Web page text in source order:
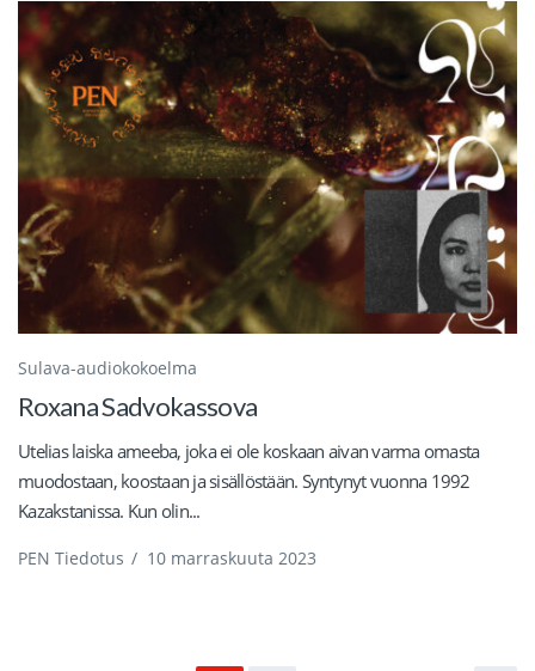
Sulava-audiokokoelma
Roxana Sadvokassova
Utelias laiska ameeba, joka ei ole koskaan aivan varma omasta
muodostaan, koostaan ja sisällöstään. Syntynyt vuonna 1992
Kazakstanissa. Kun olin...
PEN Tiedotus / 10 marraskuuta 2023